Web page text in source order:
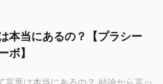
本当にあるの？【プラシー
ボ】